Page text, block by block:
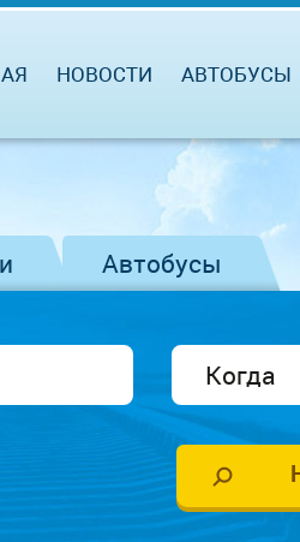
НОВОСТИ АВТОБУСЫ
Автобусы